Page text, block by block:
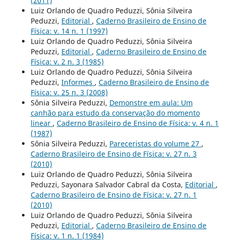
Luiz Orlando de Quadro Peduzzi, Sônia Silveira
Peduzzi, Editorial , Caderno Brasileiro de Ensino de
Física: v. 14 n. 1 (1997)
Luiz Orlando de Quadro Peduzzi, Sônia Silveira
Peduzzi, Editorial , Caderno Brasileiro de Ensino de
Física: v. 2 n. 3 (1985)
Luiz Orlando de Quadro Peduzzi, Sônia Silveira
Peduzzi, Informes , Caderno Brasileiro de Ensino de
Física: v. 25 n. 3 (2008)
Sônia Silveira Peduzzi, Demonstre em aula: Um
canhão para estudo da conservação do momento
linear , Caderno Brasileiro de Ensino de Física: v. 4 n. 1
(1987)
Sônia Silveira Peduzzi, Pareceristas do volume 27 ,
Caderno Brasileiro de Ensino de Física: v. 27 n. 3
(2010)
Luiz Orlando de Quadro Peduzzi, Sônia Silveira
Peduzzi, Sayonara Salvador Cabral da Costa, Editorial ,
Caderno Brasileiro de Ensino de Física: v. 27 n. 1
(2010)
Luiz Orlando de Quadro Peduzzi, Sônia Silveira
Peduzzi, Editorial , Caderno Brasileiro de Ensino de
Física: v. 1 n. 1 (1984)